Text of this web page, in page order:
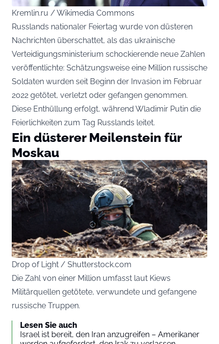
Kremlin.ru / Wikimedia Commons
Russlands nationaler Feiertag wurde von düsteren
Nachrichten überschattet, als das ukrainische
Verteidigungsministerium schockierende neue Zahlen
veröffentlichte: Schätzungsweise eine Million russische
Soldaten wurden seit Beginn der Invasion im Februar
2022 getötet, verletzt oder gefangen genommen.
Diese Enthüllung erfolgt, während Wladimir Putin die
Feierlichkeiten zum Tag Russlands leitet.
Ein düsterer Meilenstein für
Moskau
Drop of Light / Shutterstock.com
Die Zahl von einer Million umfasst laut Kiews
Militärquellen getötete, verwundete und gefangene
russische Truppen.
Lesen Sie auch
Israel ist bereit, den Iran anzugreifen – Amerikaner